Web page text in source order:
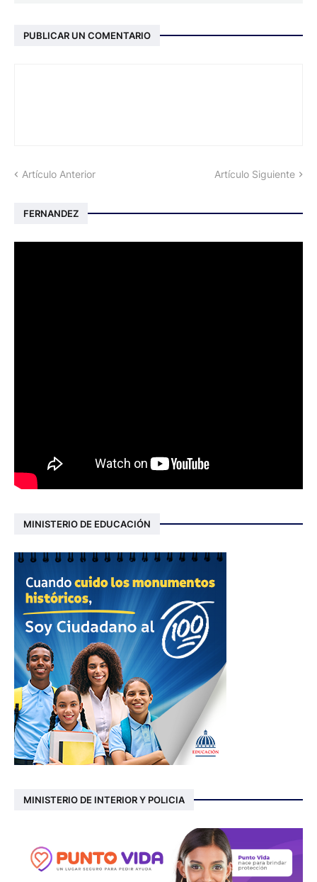
PUBLICAR UN COMENTARIO
Artículo Anterior Artículo Siguiente
FERNANDEZ
MINISTERIO DE EDUCACIÓN
MINISTERIO DE INTERIOR Y POLICIA